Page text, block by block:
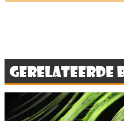
Gerelateerde